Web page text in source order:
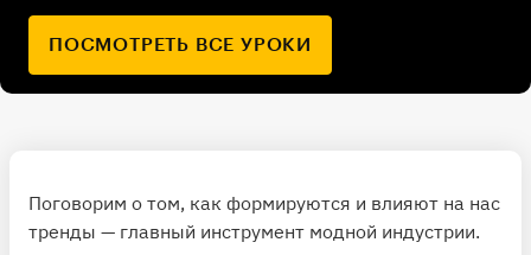
ПОСМОТРЕТЬ ВСЕ УРОКИ
Поговорим о том, как формируются и влияют на нас
тренды — главный инструмент модной индустрии.